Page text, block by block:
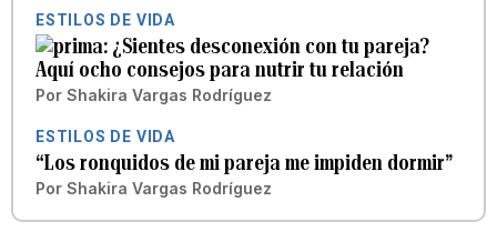
ESTILOS DE VIDA
¿Sientes desconexión con tu pareja?
Aquí ocho consejos para nutrir tu relación
Por Shakira Vargas Rodríguez
ESTILOS DE VIDA
“Los ronquidos de mi pareja me impiden dormir”
Por Shakira Vargas Rodríguez